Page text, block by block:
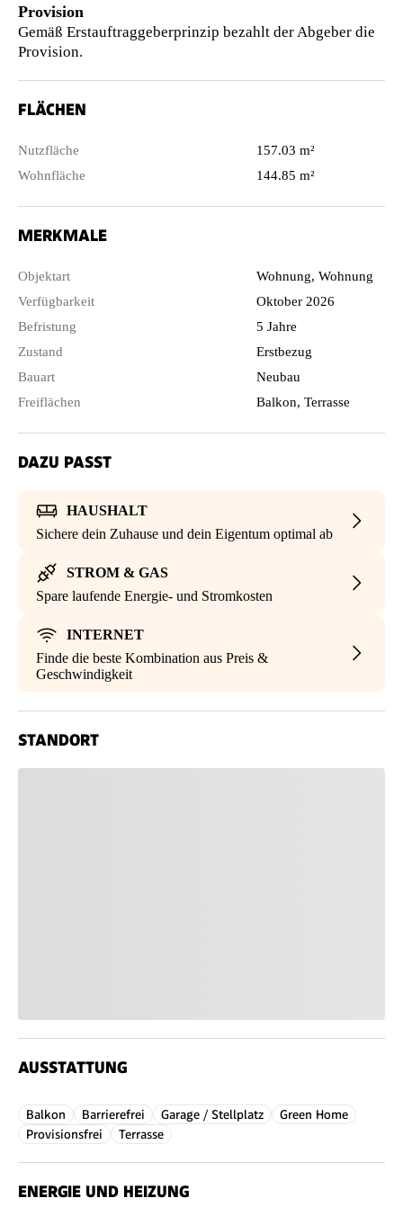
Provision
Gemäß Erstauftraggeberprinzip bezahlt der Abgeber die
Provision.
FLÄCHEN
Nutzfläche
157.03 m²
Wohnfläche
144.85 m²
MERKMALE
Objektart
Wohnung, Wohnung
Verfügbarkeit
Oktober 2026
Befristung
5 Jahre
Zustand
Erstbezug
Bauart
Neubau
Freiflächen
Balkon, Terrasse
DAZU PASST
HAUSHALT
Sichere dein Zuhause und dein Eigentum optimal ab
STROM & GAS
Spare laufende Energie- und Stromkosten
INTERNET
Finde die beste Kombination aus Preis &
Geschwindigkeit
STANDORT
AUSSTATTUNG
Balkon Barrierefrei Garage / Stellplatz
Green Home
Provisionsfrei
Terrasse
ENERGIE UND HEIZUNG